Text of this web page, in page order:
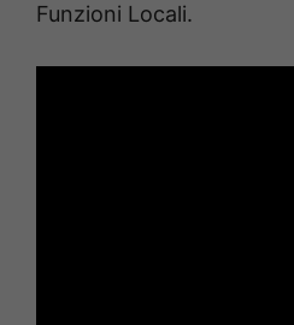
Funzioni Locali.